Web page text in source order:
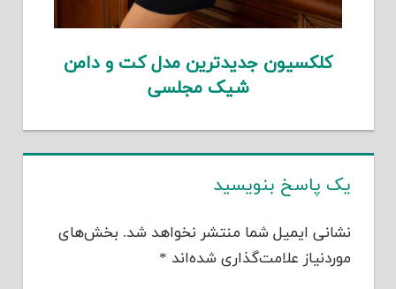
کلکسیون جدیدترین مدل کت و دامن
شیک مجلسی
یک پاسخ بنویسید
نشانی ایمیل شما منتشر نخواهد شد. بخش‌های
موردنیاز علامت‌گذاری شده‌اند *